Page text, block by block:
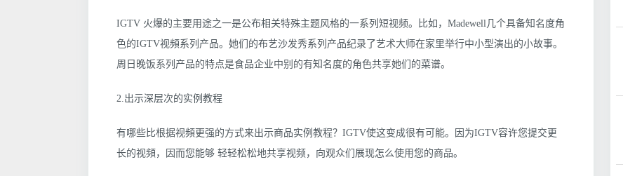
IGTV 火爆的主要用途之一是公布相关特殊主题风格的一系列短视频。比如，Madewell几个具备知名度角
色的IGTV视頻系列产品。她们的布艺沙发秀系列产品纪录了艺术大师在家里举行中小型演出的小故事。
周日晚饭系列产品的特点是食品企业中别的有知名度的角色共享她们的菜谱。
2.出示深层次的实例教程
有哪些比根据视頻更强的方式来出示商品实例教程？IGTV使这变成很有可能。因为IGTV容许您提交更
长的视頻，因而您能够 轻轻松松地共享视频，向观众们展现怎么使用您的商品。